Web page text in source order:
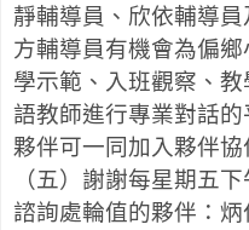
靜輔導員、欣依輔導
方輔導員有機會為偏
學示範、入班觀察、
語教師進行專業對話
夥伴可一同加入夥伴協
（五）謝謝每星期五
諮詢處輪值的夥伴：